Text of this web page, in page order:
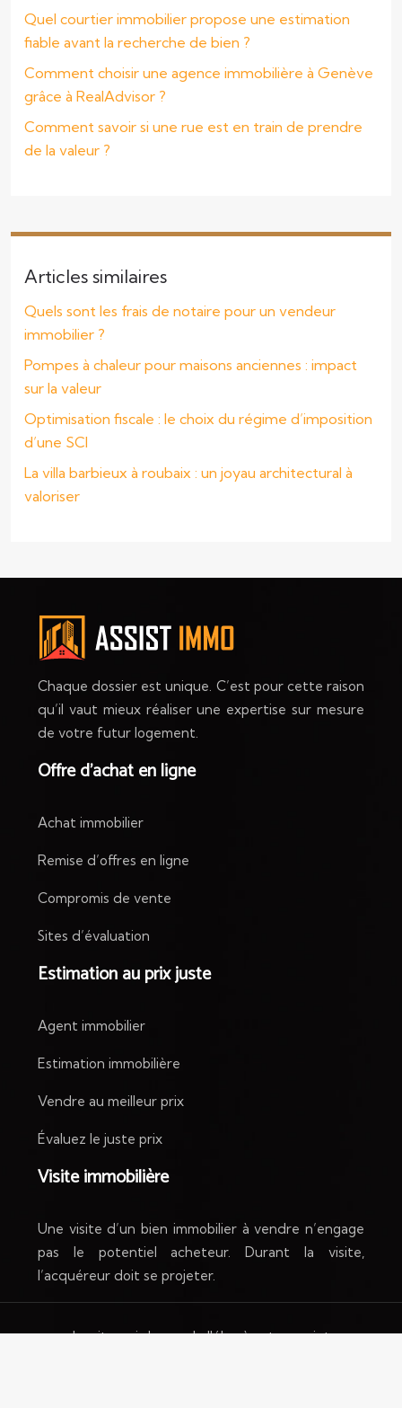
Quel courtier immobilier propose une estimation
fiable avant la recherche de bien ?
Comment choisir une agence immobilière à Genève
grâce à RealAdvisor ?
Comment savoir si une rue est en train de prendre
de la valeur ?
Articles similaires
Quels sont les frais de notaire pour un vendeur
immobilier ?
Pompes à chaleur pour maisons anciennes : impact
sur la valeur
Optimisation fiscale : le choix du régime d’imposition
d’une SCI
La villa barbieux à roubaix : un joyau architectural à
valoriser
Chaque dossier est unique. C’est pour cette raison
qu’il vaut mieux réaliser une expertise sur mesure
de votre futur logement.
Offre d’achat en ligne
Achat immobilier
Remise d’offres en ligne
Compromis de vente
Sites d’évaluation
Estimation au prix juste
Agent immobilier
Estimation immobilière
Vendre au meilleur prix
Évaluez le juste prix
Visite immobilière
Une visite d’un bien immobilier à vendre n’engage
pas le potentiel acheteur. Durant la visite,
l’acquéreur doit se projeter.
Le site qui donne de l'élan à votre projet